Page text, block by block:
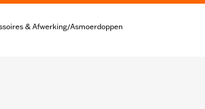
& Afwerking/Asmoerdoppen